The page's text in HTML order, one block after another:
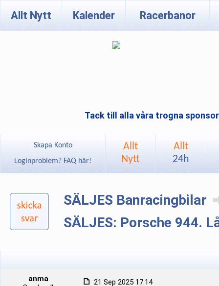
Allt Nytt Kalender Racerbanor
Tack till alla våra trogna
Skapa Konto
Loginproblem? FAQ här!
Allt
Nytt
Allt
24h
SÄLJES Banracingbilar
SÄLJES: Porsche 944.
anma
21 Sep 2025 17:14